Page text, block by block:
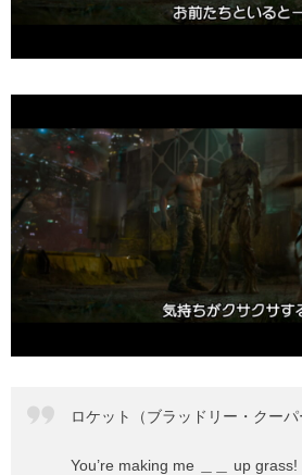
ロケット（ブラッドリー・クーパ
You’re making me ＿＿ up grass!